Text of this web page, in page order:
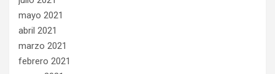
mayo 2021
abril 2021
marzo 2021
febrero 2021